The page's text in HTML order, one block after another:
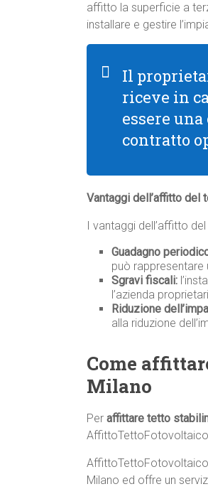
affitto la superficie a
installare e gestire
Il
riceve in
essere
contratto
Vantaggi dell’affitto
I vantaggi dell’affitto
Guadagno
può
Sgravi fiscali:
l’azienda
Riduzione
alla riduzione
Come
Milano
Per affittare tetto
Milano ed offre un